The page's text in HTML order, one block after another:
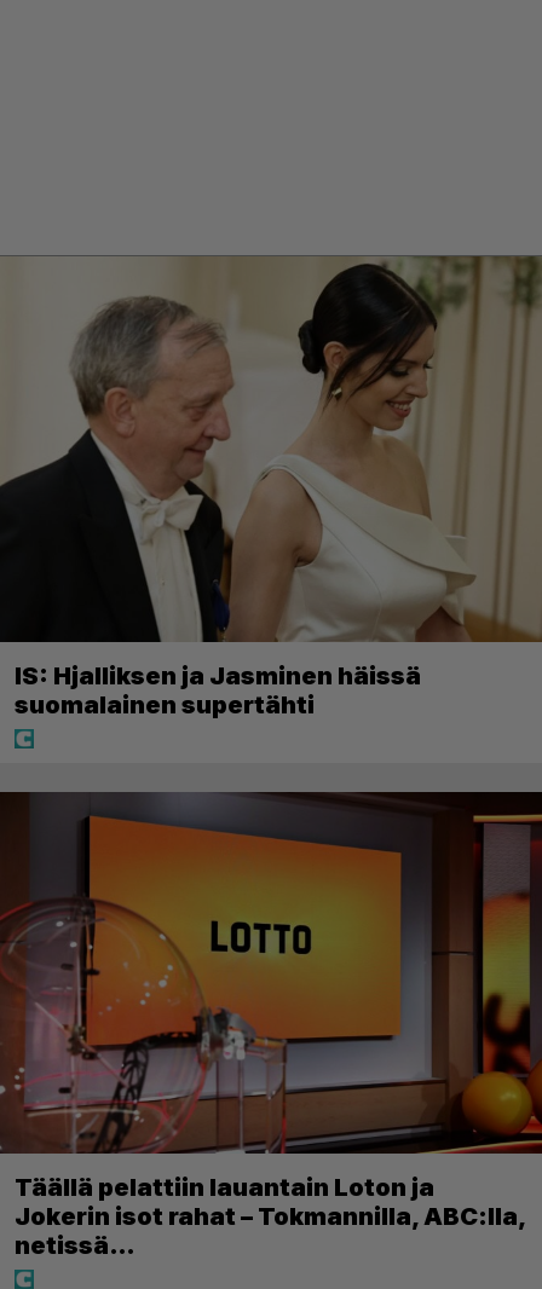
IS: Hjalliksen ja Jasminen häissä
suomalainen supertähti
Täällä pelattiin lauantain Loton ja
Jokerin isot rahat – Tokmannilla, ABC:lla,
netissä…